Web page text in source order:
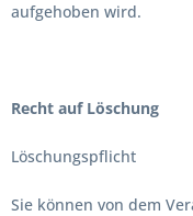
aufgehoben wird.
Recht auf Löschung
Löschungspflicht
Sie können von dem